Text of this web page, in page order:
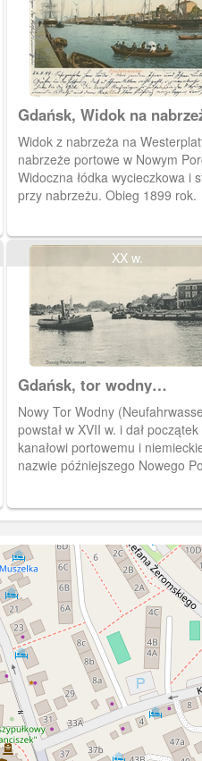
Gdańsk, Widok na
portowe w Nowym
Widok z nabrzeża na
nabrzeże portowe w Nowym
Widoczna łódka wycieczkowa i
przy nabrzeżu. Obieg 1899 rok.
XX w.
Gdańsk, tor wodny
Neufahrwasser
Nowy Tor Wodny
powstał w XVII w. i dał początek
kanałowi portowemu i
nazwie późniejszego Nowego